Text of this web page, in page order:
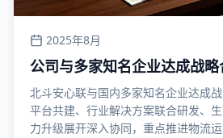
2025年8月
公司与多家知名企业达成战略
北斗安心联与国内多家知名企业达成
平台共建、行业解决方案联合研发、
力升级展开深入协同，重点推进物流